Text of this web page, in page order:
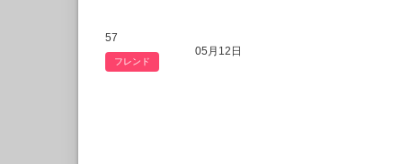
57
フレンド
05月12日